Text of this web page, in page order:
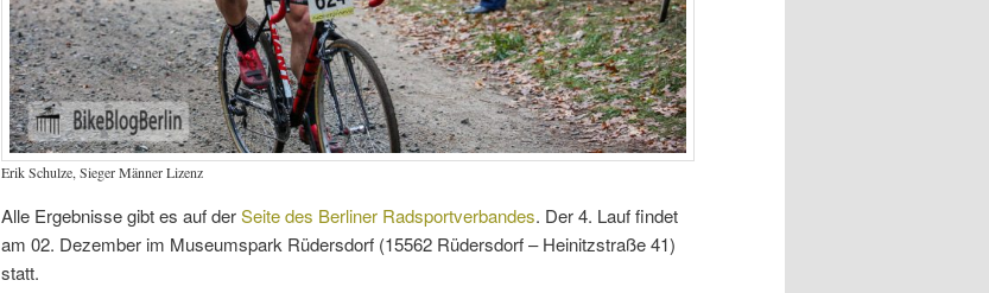
Erik Schulze, Sieger Männer Lizenz
Alle Ergebnisse gibt es auf derSeite des Berliner Radsportverbandes. Der 4. Lauf findet
am 02. Dezember im Museumspark Rüdersdorf (15562 Rüdersdorf – Heinitzstraße 41)
statt.